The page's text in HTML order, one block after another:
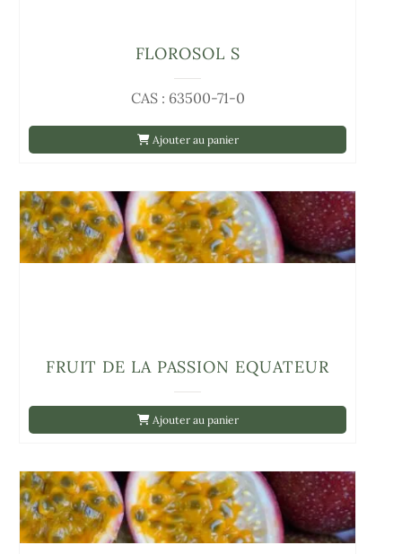
Ajouter au panier
CAS : 63500-71-0
FLOROSOL S
Ajouter au panier
FRUIT DE LA PASSION EQUATEUR